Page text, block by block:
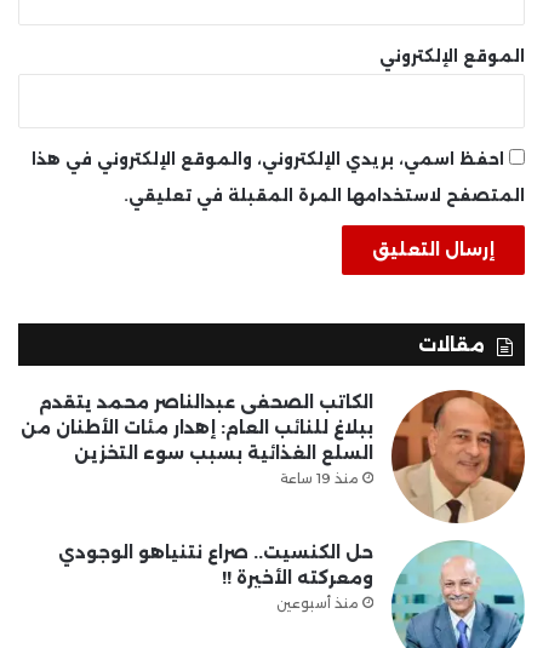
الموقع الإلكتروني
احفظ اسمي، بريدي الإلكتروني، والموقع الإلكتروني في هذا
المتصفح لاستخدامها المرة المقبلة في تعليقي.
مقالات
الكاتب الصحفى عبدالناصر محمد يتقدم
ببلاغ للنائب العام: إهدار مئات الأطنان من
السلع الغذائية بسبب سوء التخزين
منذ 19 ساعة
حل الكنسيت.. صراع نتنياهو الوجودي
ومعركته الأخيرة !!
منذ أسبوعين